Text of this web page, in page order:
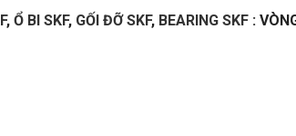
, Ổ BI SKF, GỐI ĐỠ SKF, BEARING SKF :